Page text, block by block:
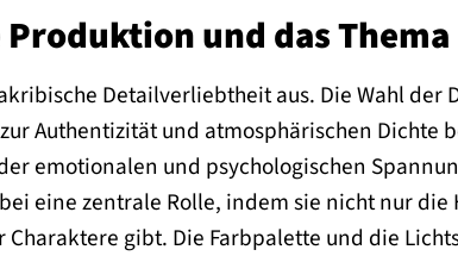
und das Thema
Detailverliebtheit aus. Die Wahl der
Authentizität und atmosphärischen Dichte
emotionalen und psychologischen
eine zentrale Rolle, indem sie nicht nur
gibt. Die Farbpalette und die